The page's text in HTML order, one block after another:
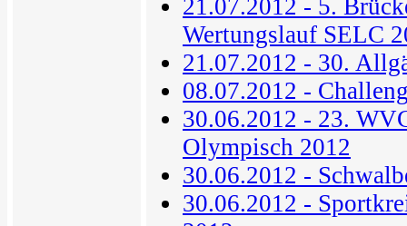
21.07.2012 - 5.
Wertungslauf SELC
21.07.2012 - 30.
08.07.2012 -
30.06.2012 - 23.
Olympisch 2012
30.06.2012 -
30.06.2012 -